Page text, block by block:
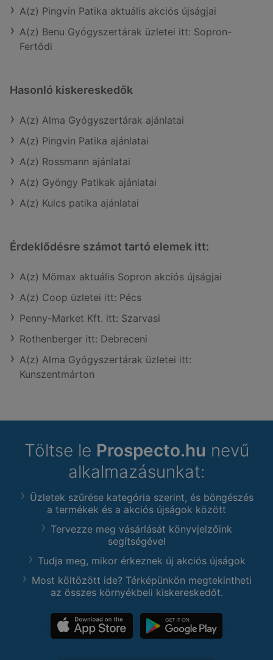
A(z) Pingvin Patika aktuális akciós újságjai
A(z) Benu Gyógyszertárak üzletei itt: Sopron-
Fertődi
Hasonló kiskereskedők
A(z) Alma Gyógyszertárak ajánlatai
A(z) Pingvin Patika ajánlatai
A(z) Rossmann ajánlatai
A(z) Gyöngy Patikak ajánlatai
A(z) Kulcs patika ajánlatai
Érdeklődésre számot tartó elemek itt:
A(z) Mömax aktuális Sopron akciós újságjai
A(z) Coop üzletei itt: Pécs
Penny-Market Kft. itt: Szarvasi
Rothenberger itt: Debreceni
A(z) Alma Gyógyszertárak üzletei itt:
Kunszentmárton
Töltse le Prospecto.hu nevű
alkalmazásunkat:
Üzletek szűrése kategória szerint, és böngészés
a termékek és a akciós újságok között
Tervezze meg vásárlását könyvjelzőink
segítségével
Tudja meg, mikor érkeznek új akciós újságok
Most költözött ide? Térképünkön megtekintheti
az összes környékbeli kiskereskedőt.